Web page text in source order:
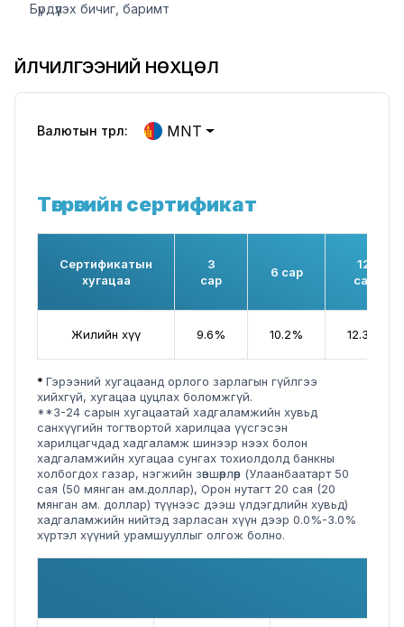
Бүрдүүлэх бичиг, баримт
ҮЙЛЧИЛГЭЭНИЙ НӨХЦӨЛ
Валютын төрөл: MNT
Төгрөгийн сертификат
Сертификатын
хугацаа
3
сар
6 сар
12
сар
Жилийн хүү 9.6% 10.2% 12.3%
* Гэрээний хугацаанд орлого зарлагын гүйлгээ
хийхгүй, хугацаа цуцлах боломжгүй.
**3-24 сарын хугацаатай хадгаламжийн хувьд
санхүүгийн тогтвортой харилцаа үүсгэсэн
харилцагчдад хадгаламж шинээр нээх болон
хадгаламжийн хугацаа сунгах тохиолдолд банкны
холбогдох газар, нэгжийн зөвшөөрлөөр (Улаанбаатарт 50
сая (50 мянган ам.доллар), Орон нутагт 20 сая (20
мянган ам. доллар) түүнээс дээш үлдэгдлийн хувьд)
хадгаламжийн нийтэд зарласан хүүн дээр 0.0%-3.0%
хүртэл хүүний урамшууллыг олгож болно.